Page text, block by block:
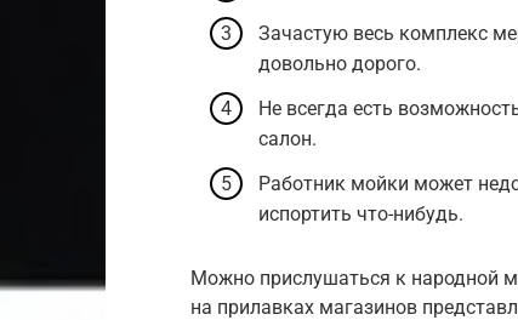
Зачастую весь комплекс
довольно дорого.
Не всегда есть
салон.
Работник мойки может
испортить что-нибудь.
Можно прислушаться к народной
на прилавках магазинов